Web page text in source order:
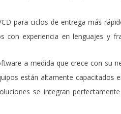
para ciclos de entrega más
con experiencia en lenguajes y
a medida que crece con su
están altamente capacitados
se integran